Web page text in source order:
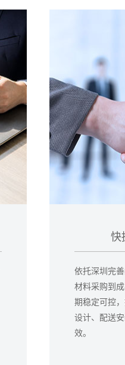
快
依托深圳完
材料采购到
期稳定可控
设计、配送
效。